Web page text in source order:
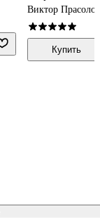
Виктор Прасолов
Купить